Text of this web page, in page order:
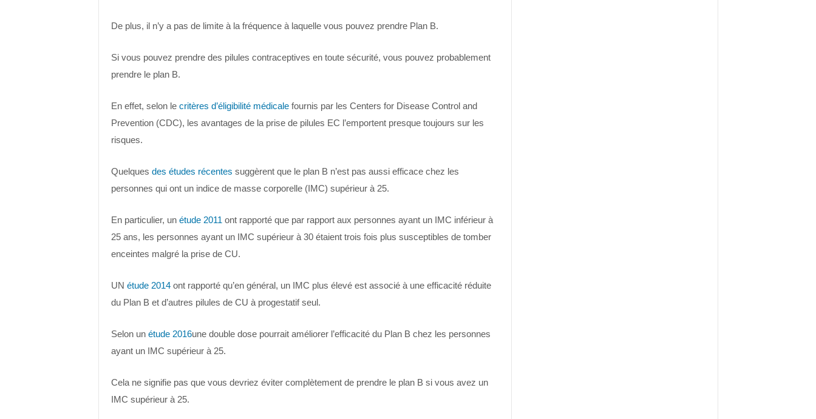
De plus, il n’y a pas de limite à la fréquence à laquelle vous pouvez prendre Plan B.
Si vous pouvez prendre des pilules contraceptives en toute sécurité, vous pouvez probablement
prendre le plan B.
En effet, selon le critères d’éligibilité médicalefournis par les Centers for Disease Control and
Prevention (CDC), les avantages de la prise de pilules EC l’emportent presque toujours sur les
risques.
Quelques des études récentes suggèrent que le plan B n’est pas aussi efficace chez les
personnes qui ont un indice de masse corporelle (IMC) supérieur à 25.
En particulier, un étude 2011 ont rapporté que par rapport aux personnes ayant un IMC inférieur à
25 ans, les personnes ayant un IMC supérieur à 30 étaient trois fois plus susceptibles de tomber
enceintes malgré la prise de CU.
UN étude 2014ont rapporté qu’en général, un IMC plus élevé est associé à une efficacité réduite
du Plan B et d’autres pilules de CU à progestatif seul.
Selon un étude 2016une double dose pourrait améliorer l’efficacité du Plan B chez les personnes
ayant un IMC supérieur à 25.
Cela ne signifie pas que vous devriez éviter complètement de prendre le plan B si vous avez un
IMC supérieur à 25.